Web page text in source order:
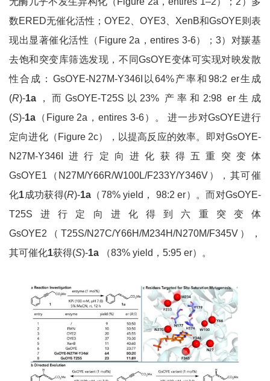
数ERED无催化活性；OYE2、OYE3、XenB和GsOYE则表
现出显著催化活性（Figure 2a，entires 3-6）；3）对羰基
去饱和突变库筛选发现，不同GsOYE变体可实现对映发散
性合成：GsOYE-N27M-Y346I以64%产率和98:2 er生成
(R)-1a ，而GsOYE-T25S以23% 产率和2:98 er生成
(S)-1a （Figure 2a，entires 3-6）。 进一步对GsOYE进行
定向进化（Figure 2c），以提高反应的效率。即对GsOYE-
N27M-Y346I进行定向进化获得五重突变体
GsOYE1（N27M/Y66R/W100L/F233Y/Y346V），其可催
化1成功获得(R)-1a （78% yield， 98:2 er）。而对GsOYE-
T25S进行定向进化得到六重突变体
GsOYE2（T25S/N27C/Y66H/M234H/N270M/F345V），
其可催化1获得(S)-1a （83% yield，5:95 er）。